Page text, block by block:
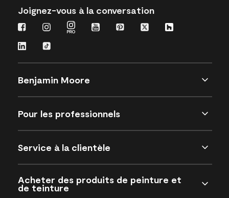
Joignez-vous à la conversation
Benjamin Moore
Pour les professionnels
Service à la clientèle
Acheter des produits de peinture et
de teinture